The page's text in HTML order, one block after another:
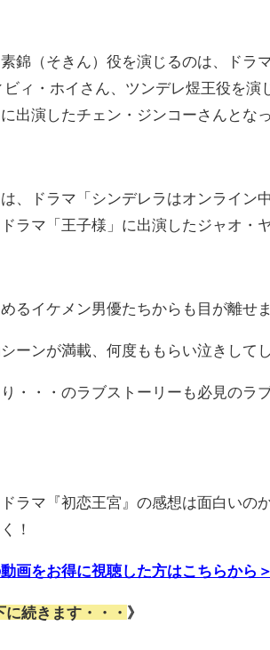
錦（そきん）役を演じるのは、ドラ
ビィ・ホイさん、ツンデレ煜王役を
出演したチェン・ジンコーさんとな
、ドラマ「シンデレラはオンライン
ラマ「王子様」に出演したジャオ・
るイケメン男優たちからも目が離せま
ーンが満載、何度ももらい泣きして
・・・のラブストーリーも必見のラ
ラマ『初恋王宮』の感想は面白いの
！
動画をお得に視聴した方はこちらから
続きます・・・ 》